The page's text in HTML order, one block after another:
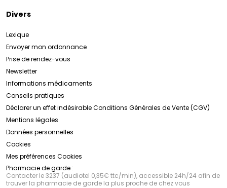
Divers
Lexique
Envoyer mon ordonnance
Prise de rendez-vous
Newsletter
Informations médicaments
Conseils pratiques
Déclarer un effet indésirableConditions Générales de Vente (CGV)
Mentions légales
Données personnelles
Cookies
Mes préférences Cookies
Pharmacie de garde :
Contacter le 3237 (audiotel 0,35€ ttc/min), accessible 24h/24 afin de
trouver la pharmacie de garde la plus proche de chez vous